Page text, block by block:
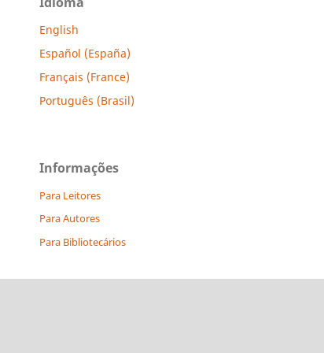
English
Español (España)
Français (France)
Português (Brasil)
Informações
Para Leitores
Para Autores
Para Bibliotecários